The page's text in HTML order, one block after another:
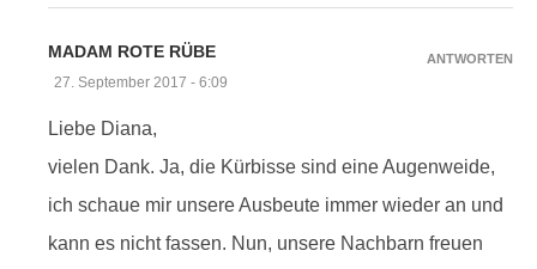
MADAM ROTE RÜBE
27. September 2017 - 6:09
Liebe Diana,
vielen Dank. Ja, die Kürbisse sind eine Augenweide,
ich schaue mir unsere Ausbeute immer wieder an und
kann es nicht fassen. Nun, unsere Nachbarn freuen
ANTWORTEN